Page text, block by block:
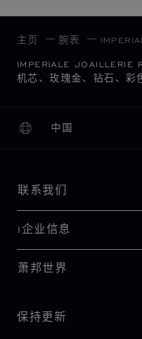
主页 腕表
IMPERIALE
机芯、玫瑰金、钻石、彩
中国
本地化（更改国
更改国家/地区
联系我们
I企业信息
萧邦世界
保持更新